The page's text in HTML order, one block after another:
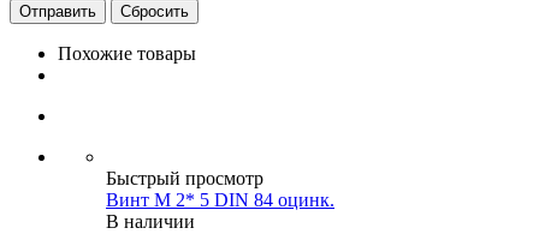
Сбросить
Похожие товары
Быстрый просмотр
Винт М 2* 5 DIN 84 оцинк.
В наличии